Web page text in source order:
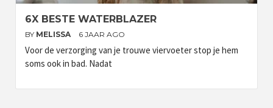
6X BESTE WATERBLAZER
BY MELISSA 6 JAAR AGO
Voor de verzorging van je trouwe viervoeter stop je hem
soms ook in bad. Nadat